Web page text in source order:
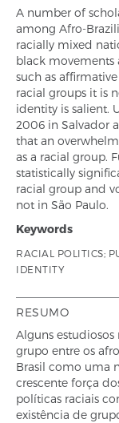
A number of
among Afro-
racially mixed
black movements
such as
racial groups it is
identity is salient.
2006 in Salvador
that an
as a racial group.
statistically
racial group and
not in São Paulo.
Keywords
RACIAL POLITICS;
IDENTITY
RESUMO
Alguns
grupo entre os
Brasil como uma
crescente força
políticas raciais
existência de